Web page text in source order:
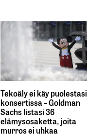
Tekoäly ei käy puolestasi
konsertissa – Goldman
Sachs listasi 36
elämysosaketta, joita
murros ei uhkaa